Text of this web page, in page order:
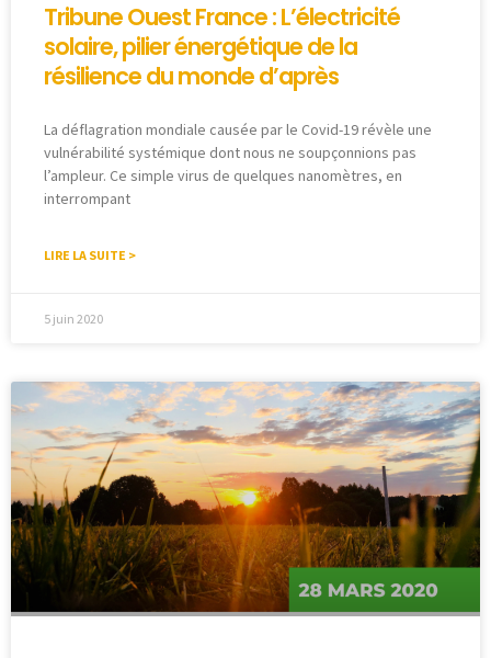
Tribune Ouest France : L’électricité
solaire, pilier énergétique de la
résilience du monde d’après
La déflagration mondiale causée par le Covid-19 révèle une
vulnérabilité systémique dont nous ne soupçonnions pas
l’ampleur. Ce simple virus de quelques nanomètres, en
interrompant
LIRE LA SUITE >
5 juin 2020